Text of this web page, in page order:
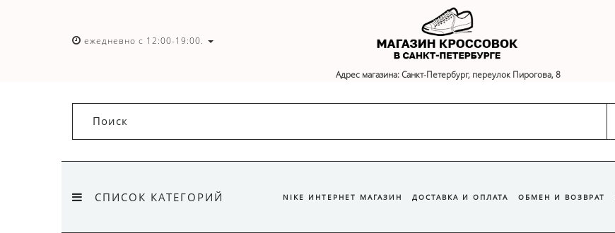
ежедневно с 12:00-19:00.
Адрес магазина: Санкт-Петербург, переулок Пирогова, 8
СПИСОК КАТЕГОРИЙ NIKE ИНТЕРНЕТ МАГАЗИН ДОСТАВКА И ОПЛАТА ОБМЕН И ВОЗВРАТ